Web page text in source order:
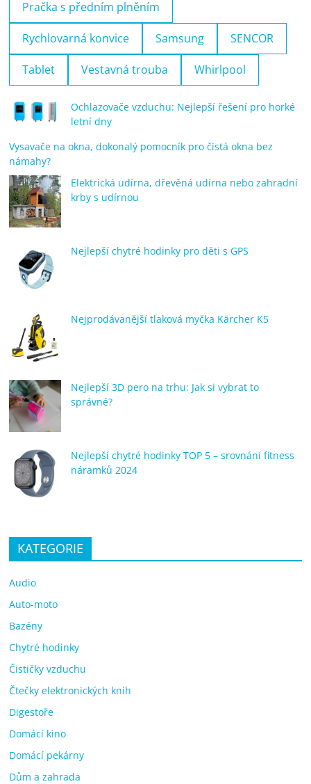
Pračka s předním plněním
Rychlovarná konvice Samsung SENCOR
Tablet Vestavná trouba Whirlpool
Ochlazovače vzduchu: Nejlepší řešení pro horké
letní dny
Vysavače na okna, dokonalý pomocník pro čistá okna bez
námahy?
Elektrická udírna, dřevěná udírna nebo zahradní
krby s udírnou
Nejlepší chytré hodinky pro děti s GPS
Nejprodávanější tlaková myčka Kärcher K5
Nejlepší 3D pero na trhu: Jak si vybrat to
správné?
Nejlepší chytré hodinky TOP 5 – srovnání fitness
náramků 2024
KATEGORIE
Audio
Auto-moto
Bazény
Chytré hodinky
Čističky vzduchu
Čtečky elektronických knih
Digestoře
Domácí kino
Domácí pekárny
Dům a zahrada